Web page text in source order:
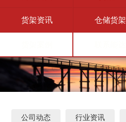
货架资讯 仓储货架
公司动态 行业资讯